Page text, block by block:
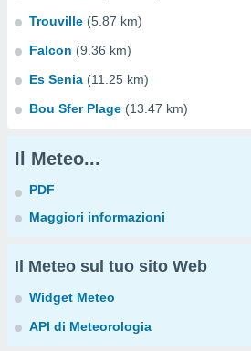
Trouville (5.87 km)
Falcon (9.36 km)
Es Senia (11.25 km)
Bou Sfer Plage (13.47 km)
Il Meteo...
PDF
Maggiori informazioni
Il Meteo sul tuo sito Web
Widget Meteo
API di Meteorologia